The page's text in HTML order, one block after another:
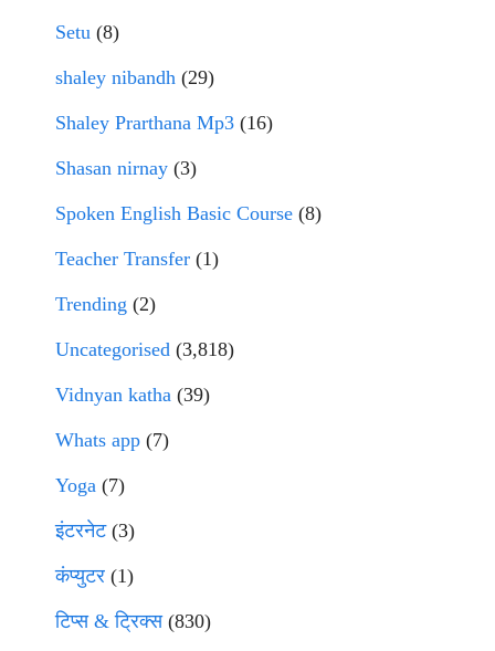
Setu (8)
shaley nibandh (29)
Shaley Prarthana Mp3 (16)
Shasan nirnay (3)
Spoken English Basic Course (8)
Teacher Transfer (1)
Trending (2)
Uncategorised (3,818)
Vidnyan katha (39)
Whats app (7)
Yoga (7)
इंटरनेट(3)
कंप्युटर (1)
टिप्स & ट्रिक्स(830)